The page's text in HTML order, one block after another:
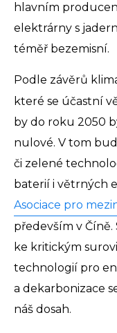
hlavním
elektrárny s
téměř bezemisní.
Podle závěrů
které se účastní
by do roku 2050
nulové. V tom
či zelené
baterií i větrných
Asociace pro
především v
ke kritickým
technologií pro
a dekarbonizace
náš dosah.